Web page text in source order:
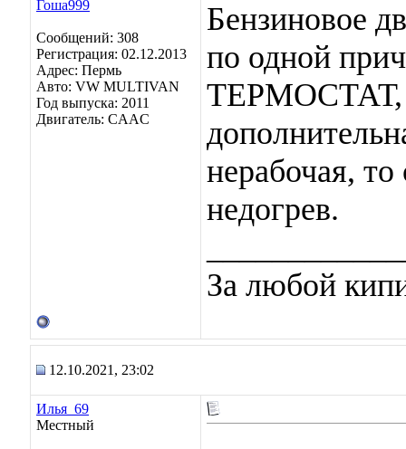
Сообщений: 308
Регистрация: 02.12.2013
Адрес: Пермь
Авто: VW MULTIVAN
Год выпуска: 2011
Двигатель: CAAC
Бензиновое
по одной
ТЕРМОСТАТ,
нерабочая, то
недогрев.
За любой
12.10.2021, 23:02
Илья_69
Местный